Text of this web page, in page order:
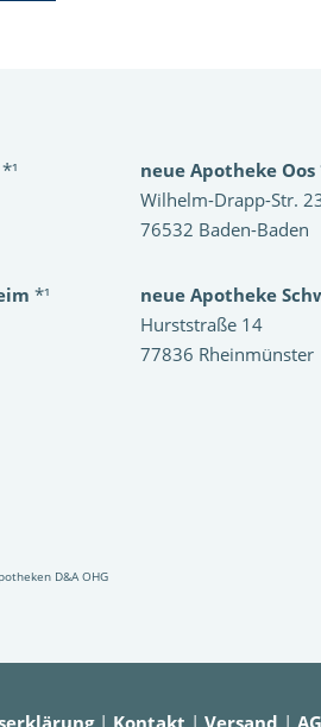
neue Apotheke Oos
Wilhelm-Drapp-Str.
76532 Baden-Baden
*¹
neue Apotheke
Hurststraße 14
77836 Rheinmünster
D&A OHG
| Kontakt | Versand |